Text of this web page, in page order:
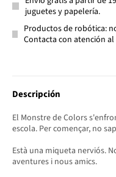
juguetes y papelería.
Productos de robótica:
Contacta con atención
Descripción
El Monstre de Colors
escola. Per començar, no
Està una miqueta nerviós.
aventures i nous amics.